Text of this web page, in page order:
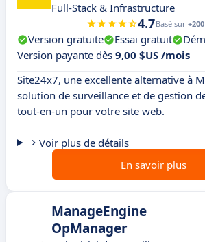
Full-Stack & Infrastructure
4.7Basé sur
Version gratuite Essai gratuit
Version payante dès 9,00 $US /mois
Site24x7, une excellente alternative à
solution de surveillance et de gestion
tout-en-un pour votre site web.
Voir plus de détails
En savoir plus
ManageEngine
OpManager